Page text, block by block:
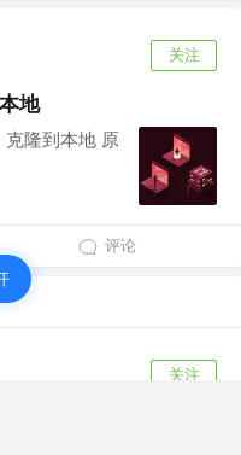
关注
地
隆到本地 原
评论
关注